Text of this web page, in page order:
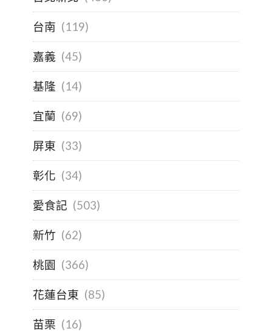
台南 (119)
嘉義 (45)
基隆 (14)
宜蘭 (69)
屏東 (33)
彰化 (34)
愛食記 (503)
新竹 (62)
桃園 (366)
花蓮台東 (85)
苗栗 (16)